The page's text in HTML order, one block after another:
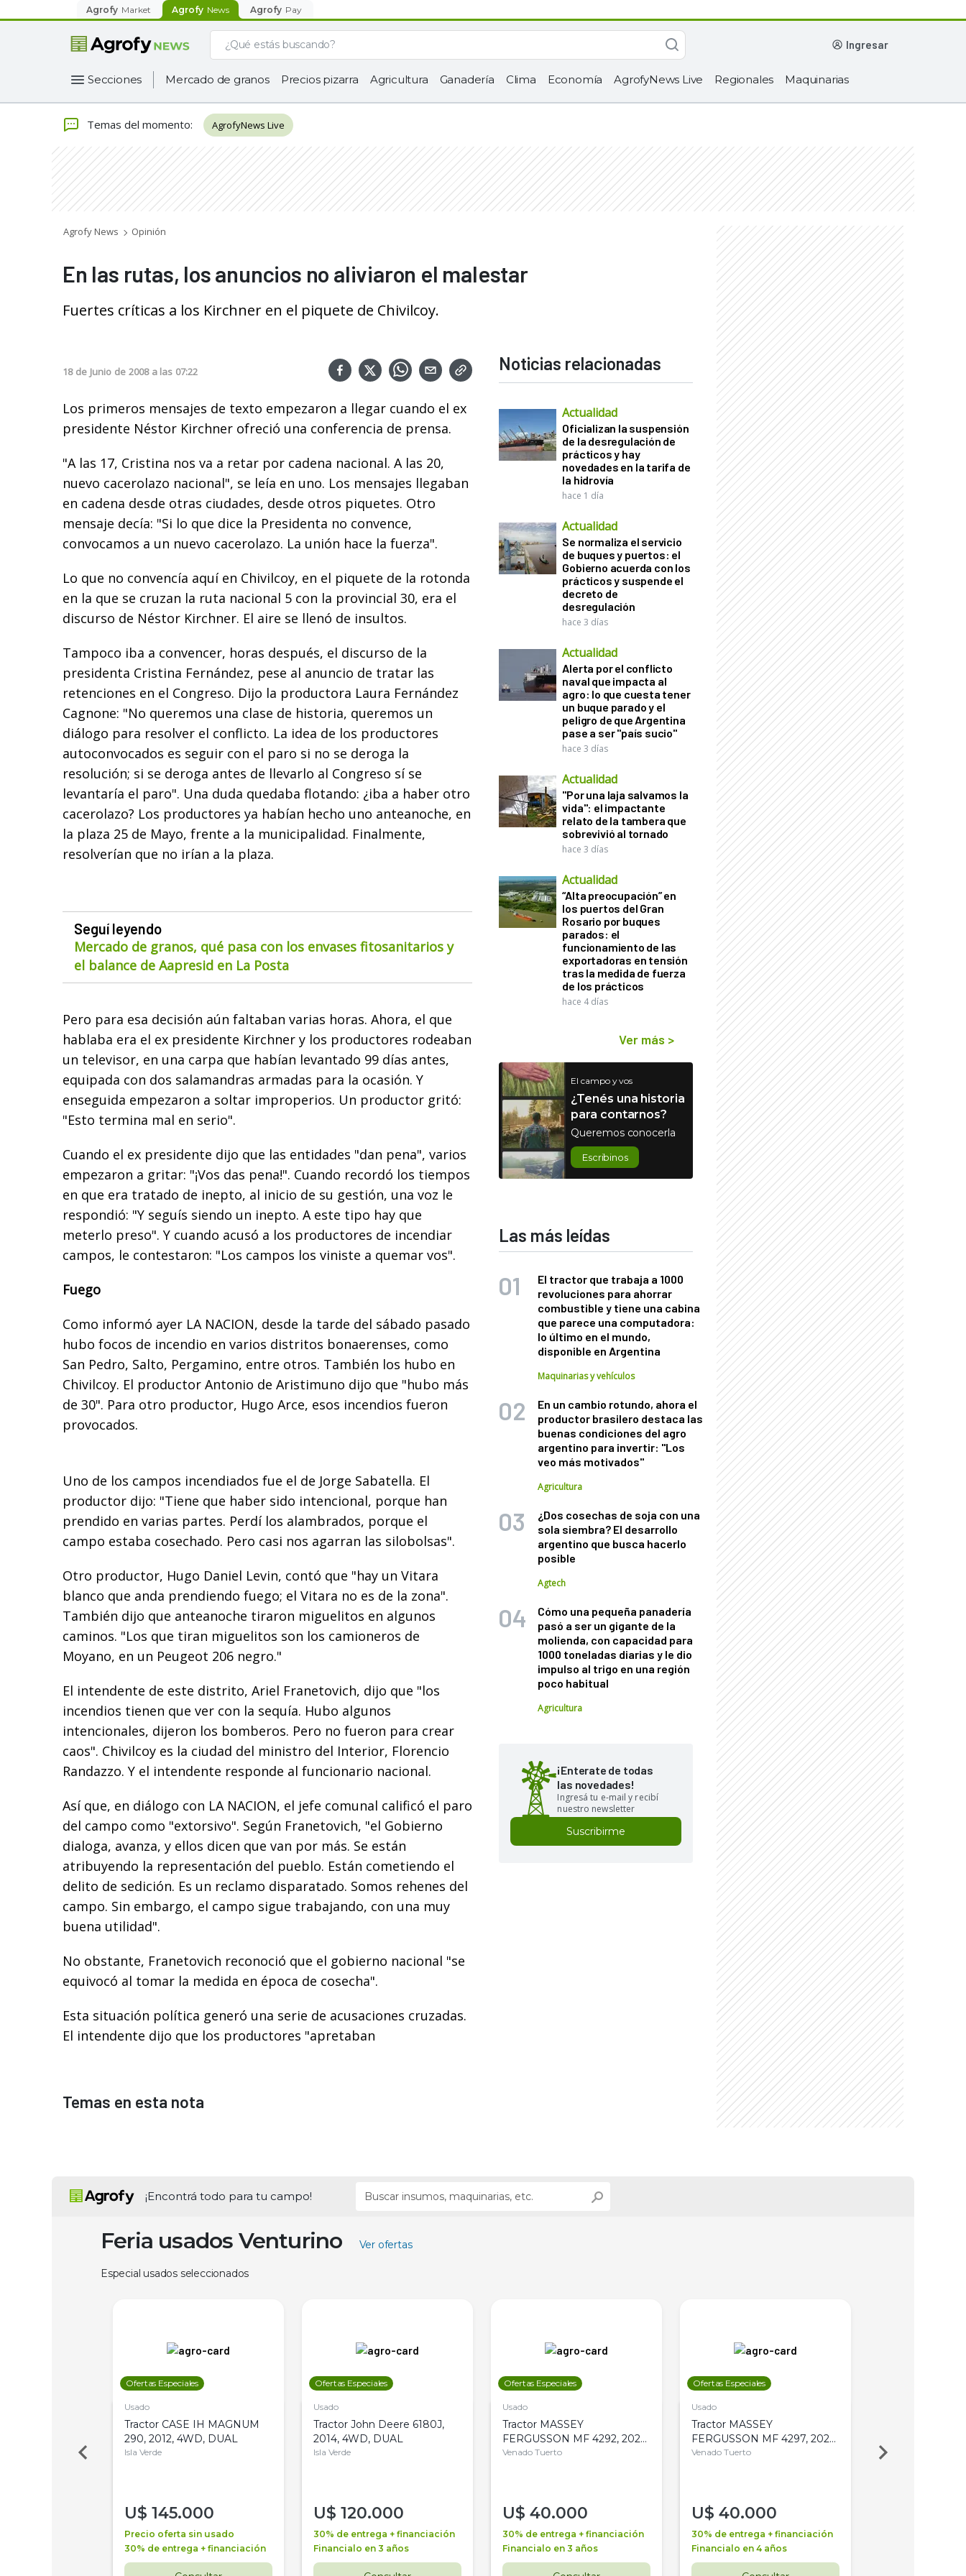
Agrofy Market Agrofy News Agrofy Pay
ingresar
Secciones Mercado de granos Precios pizarra Agricultura Ganadería Clima Economía AgrofyNews Live Regionales Maquinarias
Temas del momento: AgrofyNews Live
Agrofy News Opinión
En las rutas, los anuncios no aliviaron el malestar
Fuertes críticas a los Kirchner en el piquete de Chivilcoy.
18 de Junio de 2008 a las 07:22
Los primeros mensajes de texto empezaron a llegar cuando el ex
presidente Néstor Kirchner ofreció una conferencia de prensa.
"A las 17, Cristina nos va a retar por cadena nacional. A las 20,
nuevo cacerolazo nacional", se leía en uno. Los mensajes llegaban
en cadena desde otras ciudades, desde otros piquetes. Otro
mensaje decía: "Si lo que dice la Presidenta no convence,
convocamos a un nuevo cacerolazo. La unión hace la fuerza".
Lo que no convencía aquí en Chivilcoy, en el piquete de la rotonda
en la que se cruzan la ruta nacional 5 con la provincial 30, era el
discurso de Néstor Kirchner. El aire se llenó de insultos.
Tampoco iba a convencer, horas después, el discurso de la
presidenta Cristina Fernández, pese al anuncio de tratar las
retenciones en el Congreso. Dijo la productora Laura Fernández
Cagnone: "No queremos una clase de historia, queremos un
diálogo para resolver el conflicto. La idea de los productores
autoconvocados es seguir con el paro si no se deroga la
resolución; si se deroga antes de llevarlo al Congreso sí se
levantaría el paro". Una duda quedaba flotando: ¿iba a haber otro
cacerolazo? Los productores ya habían hecho uno anteanoche, en
la plaza 25 de Mayo, frente a la municipalidad. Finalmente,
resolverían que no irían a la plaza.
Seguí leyendo
Mercado de granos, qué pasa con los envases fitosanitarios y
el balance de Aapresid en La Posta
Pero para esa decisión aún faltaban varias horas. Ahora, el que
hablaba era el ex presidente Kirchner y los productores rodeaban
un televisor, en una carpa que habían levantado 99 días antes,
equipada con dos salamandras armadas para la ocasión. Y
enseguida empezaron a soltar improperios. Un productor gritó:
"Esto termina mal en serio".
Cuando el ex presidente dijo que las entidades "dan pena", varios
empezaron a gritar: "¡Vos das pena!". Cuando recordó los tiempos
en que era tratado de inepto, al inicio de su gestión, una voz le
respondió: "Y seguís siendo un inepto. A este tipo hay que
meterlo preso". Y cuando acusó a los productores de incendiar
campos, le contestaron: "Los campos los viniste a quemar vos".
Fuego
Como informó ayer LA NACION, desde la tarde del sábado pasado
hubo focos de incendio en varios distritos bonaerenses, como
San Pedro, Salto, Pergamino, entre otros. También los hubo en
Chivilcoy. El productor Antonio de Aristimuno dijo que "hubo más
de 30". Para otro productor, Hugo Arce, esos incendios fueron
provocados.
Uno de los campos incendiados fue el de Jorge Sabatella. El
productor dijo: "Tiene que haber sido intencional, porque han
prendido en varias partes. Perdí los alambrados, porque el
campo estaba cosechado. Pero casi nos agarran las silobolsas".
Otro productor, Hugo Daniel Levin, contó que "hay un Vitara
blanco que anda prendiendo fuego; el Vitara no es de la zona".
También dijo que anteanoche tiraron miguelitos en algunos
caminos. "Los que tiran miguelitos son los camioneros de
Moyano, en un Peugeot 206 negro."
El intendente de este distrito, Ariel Franetovich, dijo que "los
incendios tienen que ver con la sequía. Hubo algunos
intencionales, dijeron los bomberos. Pero no fueron para crear
caos". Chivilcoy es la ciudad del ministro del Interior, Florencio
Randazzo. Y el intendente responde al funcionario nacional.
Así que, en diálogo con LA NACION, el jefe comunal calificó el paro
del campo como "extorsivo". Según Franetovich, "el Gobierno
dialoga, avanza, y ellos dicen que van por más. Se están
atribuyendo la representación del pueblo. Están cometiendo el
delito de sedición. Es un reclamo disparatado. Somos rehenes del
campo. Sin embargo, el campo sigue trabajando, con una muy
buena utilidad".
No obstante, Franetovich reconoció que el gobierno nacional "se
equivocó al tomar la medida en época de cosecha".
Esta situación política generó una serie de acusaciones cruzadas.
El intendente dijo que los productores "apretaban
Noticias relacionadas
Actualidad
Oficializan la suspensión
de la desregulación de
prácticos y hay
novedades en la tarifa de
la hidrovía
hace 1 día
Actualidad
Se normaliza el servicio
de buques y puertos: el
Gobierno acuerda con los
prácticos y suspende el
decreto de
desregulación
hace 3 días
Actualidad
Alerta por el conflicto
naval que impacta al
agro: lo que cuesta tener
un buque parado y el
peligro de que Argentina
pase a ser "país sucio"
hace 3 días
Actualidad
"Por una laja salvamos la
vida": el impactante
relato de la tambera que
sobrevivió al tornado
hace 3 días
Actualidad
“Alta preocupación” en
los puertos del Gran
Rosario por buques
parados: el
funcionamiento de las
exportadoras en tensión
tras la medida de fuerza
de los prácticos
hace 4 días
Ver más >
El campo y vos
¿Tenés una historia
para contarnos?
Queremos conocerla
Escribinos
Las más leídas
El tractor que trabaja a 1000
revoluciones para ahorrar
combustible y tiene una cabina
que parece una computadora:
lo último en el mundo,
disponible en Argentina
Maquinarias y vehículos
En un cambio rotundo, ahora el
productor brasilero destaca las
buenas condiciones del agro
argentino para invertir: "Los
veo más motivados"
Agricultura
¿Dos cosechas de soja con una
sola siembra? El desarrollo
argentino que busca hacerlo
posible
Agtech
Cómo una pequeña panadería
pasó a ser un gigante de la
molienda, con capacidad para
1000 toneladas diarias y le dio
impulso al trigo en una región
poco habitual
Agricultura
¡Enterate de todas
las novedades!
Ingresá tu e-mail y recibí
nuestro newsletter
Suscribirme
Temas en esta nota
¡Encontrá todo para tu campo!
Feria usados Venturino Ver ofertas
Especial usados seleccionados
Ofertas Especiales
Usado
Tractor CASE IH MAGNUM
290, 2012, 4WD, DUAL
Isla Verde
U$ 145.000
Precio oferta sin usado
30% de entrega + financiación
Ofertas Especiales
Usado
Tractor John Deere 6180J,
2014, 4WD, DUAL
Isla Verde
U$ 120.000
30% de entrega + financiación
Financialo en 3 años
Ofertas Especiales
Usado
Tractor MASSEY
FERGUSSON MF 4292, 2020,
4WD, PATON
Venado Tuerto
U$ 40.000
30% de entrega + financiación
Financialo en 3 años
Ofertas Especiales
Usado
Tractor MASSEY
FERGUSSON MF 4297, 2020,
4WD, PATON
Venado Tuerto
U$ 40.000
30% de entrega + financiación
Financialo en 4 años
Venado Tuerto